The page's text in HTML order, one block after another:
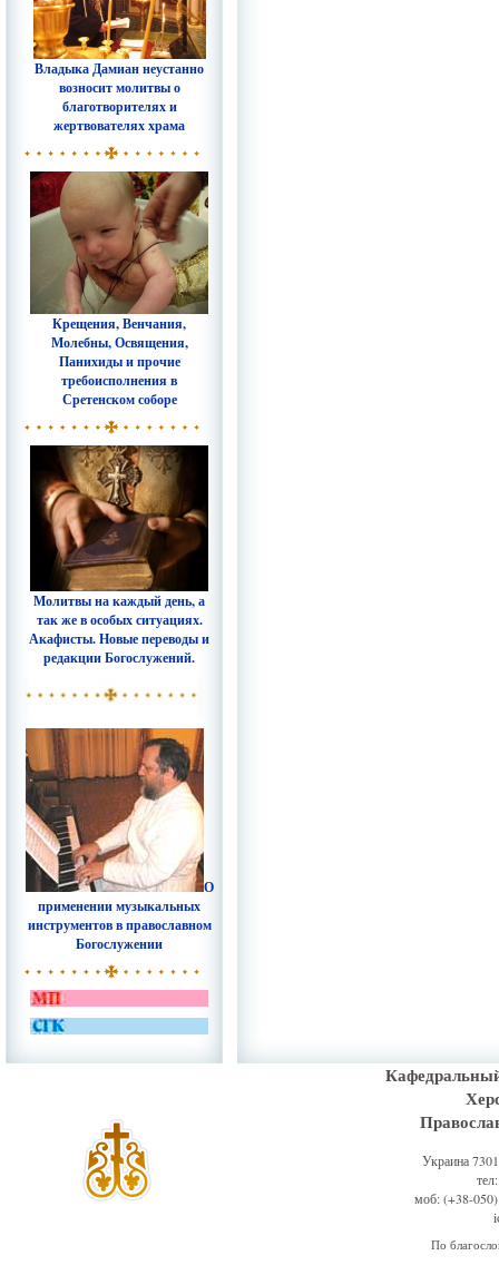
Владыка Дамиан неустанно
возносит молитвы о
благотворителях и
жертвователях храма
Крещения, Венчания,
Молебны, Освящения,
Панихиды и прочие
требоисполнения в
Сретенском соборе
Молитвы на каждый день, а
так же в особых ситуациях.
Акафисты. Новые переводы и
редакции Богослужений.
О
применении музыкальных
инструментов в православном
Богослужении
Украина
моб: (+38-
По